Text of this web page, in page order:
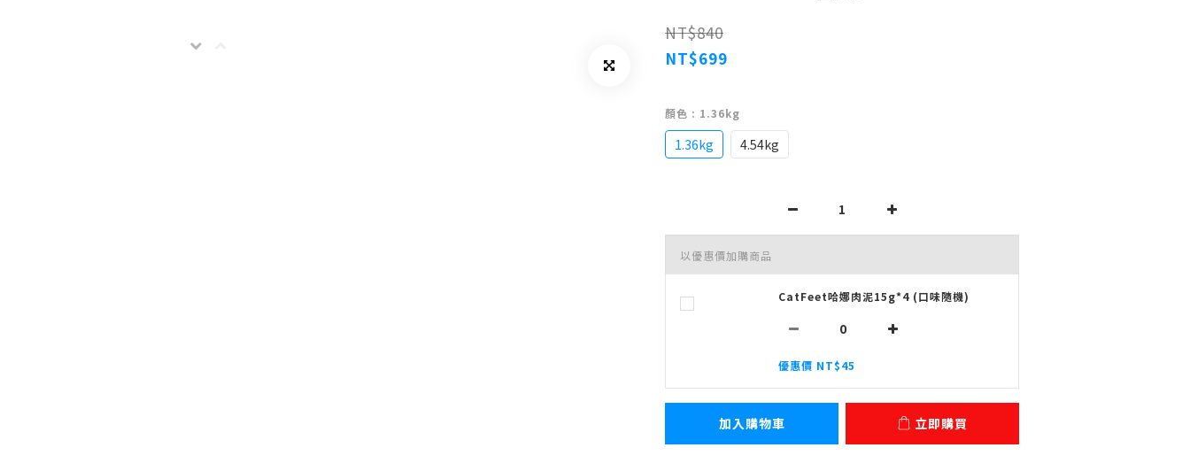
NT$840
NT$699
顏色 : 1.36kg
1.36kg 4.54kg
以優惠價加購商品
CatFeet哈娜肉泥15g*4 (口味隨機)
優惠價 NT$45
加入購物車 立即購買